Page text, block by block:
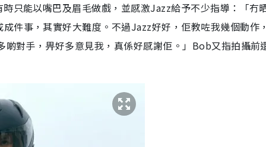
只能以嘴巴及眉毛做戲，並感激Jazz給予不少指導：「冇
件事，其實好大難度。不過Jazz好好，佢教咗我幾個動作
對手，畀好多意見我，真係好感謝佢。」Bob又指拍攝前